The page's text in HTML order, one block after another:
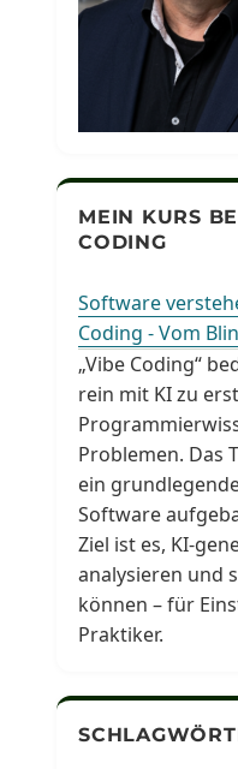
MEIN KURS
CODING
Software
Coding - Vom
„Vibe Coding“
rein mit KI zu
Problemen. Das
ein
Software
Ziel ist es, KI-
analysieren und
können – für
Praktiker.